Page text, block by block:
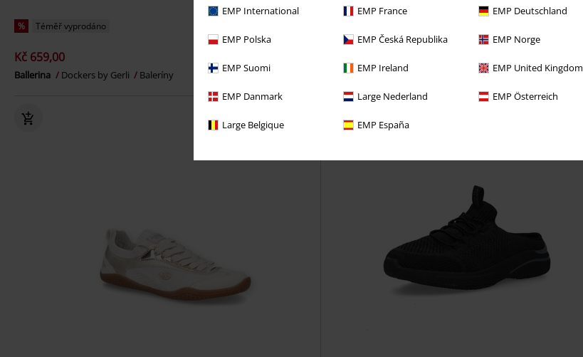
EMP International EMP France EMP Deutschland
EMP Polska EMP Česká Republika EMP Norge
EMP Suomi EMP Ireland EMP United Kingdom
EMP Danmark Large Nederland EMP Österreich
Large Belgique EMP España
% Téměř vyprodáno
Kč 659,00
Ballerina Dockers by Gerli Baleríny Zimní boty Dockers by Gerli Boty